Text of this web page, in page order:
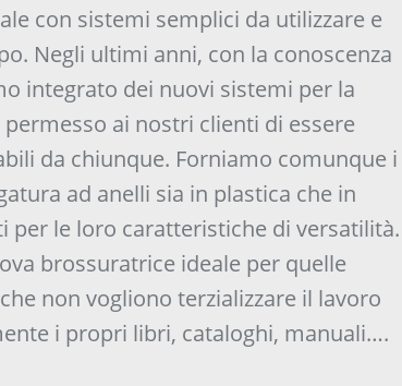
con sistemi semplici da utilizzare e
Negli ultimi anni, con la conoscenza
integrato dei nuovi sistemi per la
ai nostri clienti di essere
da chiunque. Forniamo comunque i
ad anelli sia in plastica che in
per le loro caratteristiche di versatilità.
brossuratrice ideale per quelle
non vogliono terzializzare il lavoro
i propri libri, cataloghi, manuali….